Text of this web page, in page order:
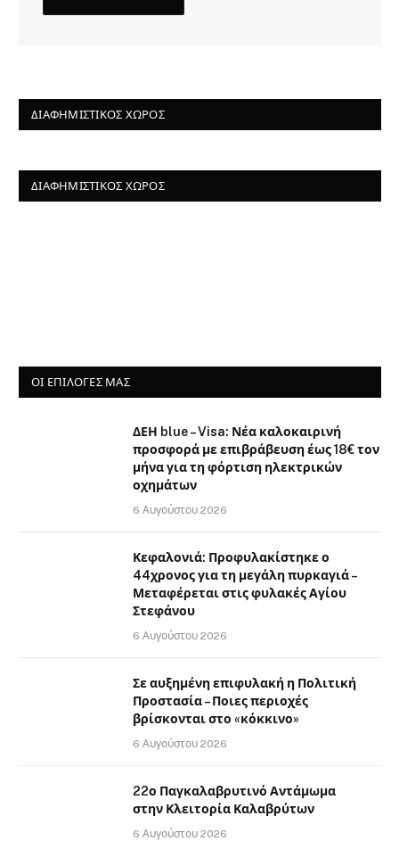
ΔΙΑΦΗΜΙΣΤΙΚΌΣ ΧΏΡΟΣ
ΔΙΑΦΗΜΙΣΤΙΚΌΣ ΧΏΡΟΣ
ΟΙ ΕΠΙΛΟΓΈΣ ΜΑΣ
ΔΕΗ blue – Visa: Νέα καλοκαιρινή
προσφορά με επιβράβευση έως 18€ τον
μήνα για τη φόρτιση ηλεκτρικών
οχημάτων
6 Αυγούστου 2026
Κεφαλονιά: Προφυλακίστηκε ο
44χρονος για τη μεγάλη πυρκαγιά –
Μεταφέρεται στις φυλακές Αγίου
Στεφάνου
6 Αυγούστου 2026
Σε αυξημένη επιφυλακή η Πολιτική
Προστασία – Ποιες περιοχές
βρίσκονται στο «κόκκινο»
6 Αυγούστου 2026
22ο Παγκαλαβρυτινό Αντάμωμα
στην Κλειτορία Καλαβρύτων
6 Αυγούστου 2026